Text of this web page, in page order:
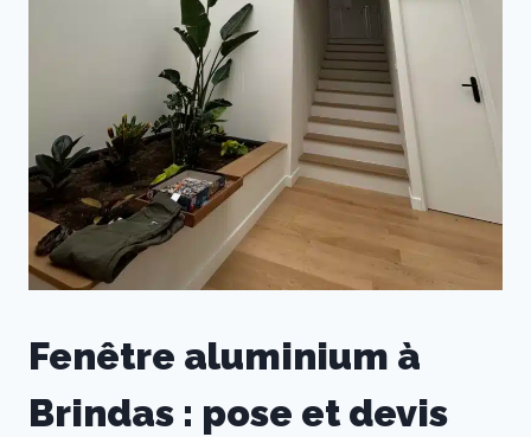
Fenêtre aluminium à
Brindas : pose et devis